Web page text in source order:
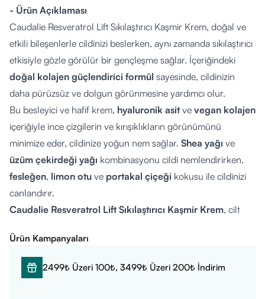
- Ürün Açıklaması
Caudalie Resveratrol Lift Sıkılaştırıcı Kaşmir Krem, doğal ve
etkili bileşenlerle cildinizi beslerken, aynı zamanda sıkılaştırıcı
etkisiyle gözle görülür bir gençleşme sağlar. İçeriğindeki
doğal kolajen güçlendirici formül sayesinde, cildinizin
daha pürüzsüz ve dolgun görünmesine yardımcı olur.
Bu besleyici ve hafif krem, hyaluronik asitve vegan kolajen
içeriğiyle ince çizgilerin ve kırışıklıkların görünümünü
minimize eder, cildinize yoğun nem sağlar. Shea yağı ve
üzüm çekirdeği yağı kombinasyonu cildi nemlendirirken,
fesleğen, limon otu ve portakal çiçeği kokusu ile cildinizi
canlandırır.
Caudalie Resveratrol Lift Sıkılaştırıcı Kaşmir Krem, cilt
ve%100 geri dönüştürülebilir
çevre dostu bir üründür. Günlük kullanım için yeterince
yumuşak ve etkili olan bu krem, cildinize doğal ışıltı
Ürün Kampanyaları
2499₺ Üzeri 100₺, 3499₺ Üzeri 200₺ İndirim